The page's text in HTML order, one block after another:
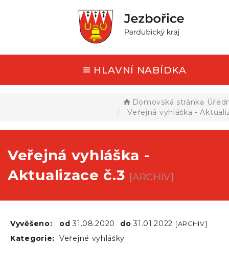
HLAVNÍ NABÍDKA
Domovská stránka
Veřejná vyhláška -
Veřejná vyhláška -
Aktualizace č.3 [ARCHIV]
Vyvěšeno: od31.08.2020 do31.01.2022 [ARCHIV]
Kategorie: Veřejné vyhlášky